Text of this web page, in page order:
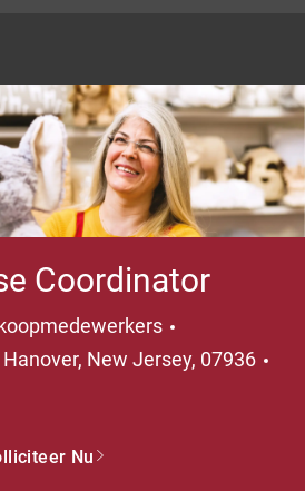
Coordinator
Hanover, New Jersey, 07936
Nu